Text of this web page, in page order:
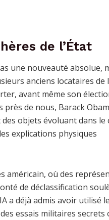
de l’État
une nouveauté absolue,
anciens locataires de
avant même son
près de nous, Barack
objets évoluant dans le
explications physiques
américain, où des
de déclassification
a déjà admis avoir utilisé le
essais militaires secrets